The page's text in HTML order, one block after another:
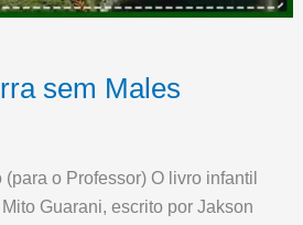
sem Males
o Professor) O livro infantil
Guarani, escrito por Jakson